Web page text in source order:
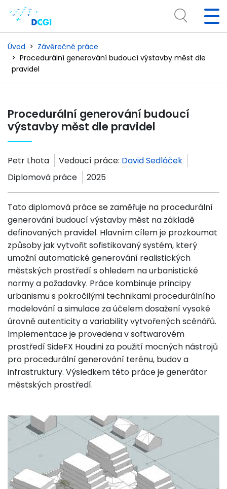
Úvod
Závěrečné práce
Procedurální generování budoucí výstavby měst dle
pravidel
Procedurální generování budoucí
výstavby měst dle pravidel
Petr Lhota Vedoucí práce: David Sedláček
Diplomová práce
2025
Tato diplomová práce se zaměřuje na procedurální
generování budoucí výstavby měst na základě
definovaných pravidel. Hlavním cílem je prozkoumat
způsoby jak vytvořit sofistikovaný systém, který
umožní automatické generování realistických
městských prostředí s ohledem na urbanistické
normy a požadavky. Práce kombinuje principy
urbanismu s pokročilými technikami procedurálního
modelování a simulace za účelem dosažení vysoké
úrovně autenticity a variability vytvořených scénářů.
Implementace je provedena v softwarovém
prostředí SideFX Houdini za použití mocných nástrojů
pro procedurální generování terénu, budov a
infrastruktury. Výsledkem této práce je generátor
městských prostředí.